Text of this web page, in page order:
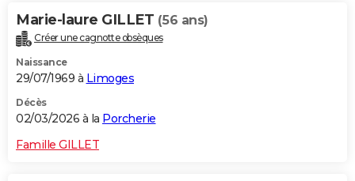
Alimentation
Guide de la santé
Maladies
Médicaments
Sommeil
VOYAGE
Destinations
City break
Voyage nature
Voyage de noces
Forum
Climat
+PHOTO
GUIDES D'ACHAT
BONS PLANS
CARTE DE VOEUX
Marie-laure GILLET (56 ans)
Créer une cagnotte obsèques
Naissance
29/07/1969 à Limoges
Décès
02/03/2026 à la Porcherie
Famille GILLET